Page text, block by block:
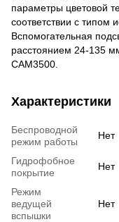
параметры цветовой
соответствии с типом
Вспомогательная
расстоянием 24-135
CAM3500.
Характеристики
Беспроводной
режим работы
Нет
Гидрофобное
покрытие
Нет
Режим
ведущей
вспышки
Нет